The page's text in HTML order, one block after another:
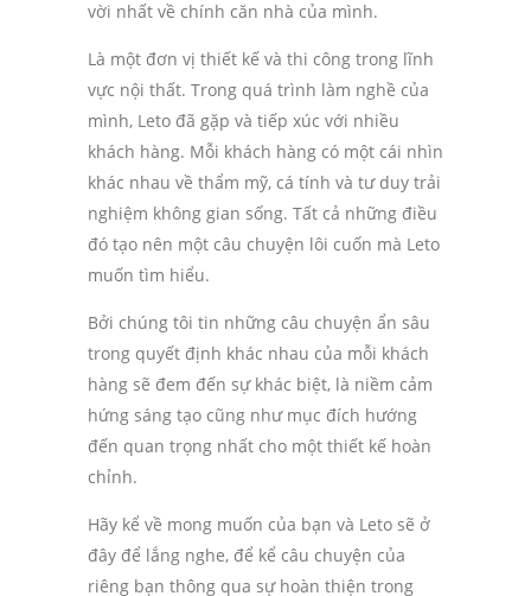
vời nhất về chính căn nhà của mình.
Là một đơn vị thiết kế và thi công trong lĩnh
vực nội thất. Trong quá trình làm nghề của
mình, Leto đã gặp và tiếp xúc với nhiều
khách hàng. Mỗi khách hàng có một cái nhìn
khác nhau về thẩm mỹ, cá tính và tư duy trải
nghiệm không gian sống. Tất cả những điều
đó tạo nên một câu chuyện lôi cuốn mà Leto
muốn tìm hiểu.
Bởi chúng tôi tin những câu chuyện ẩn sâu
trong quyết định khác nhau của mỗi khách
hàng sẽ đem đến sự khác biệt, là niềm cảm
hứng sáng tạo cũng như mục đích hướng
đến quan trọng nhất cho một thiết kế hoàn
chỉnh.
Hãy kể về mong muốn của bạn và Leto sẽ ở
đây để lắng nghe, để kể câu chuyện của
riêng bạn thông qua sự hoàn thiện trong